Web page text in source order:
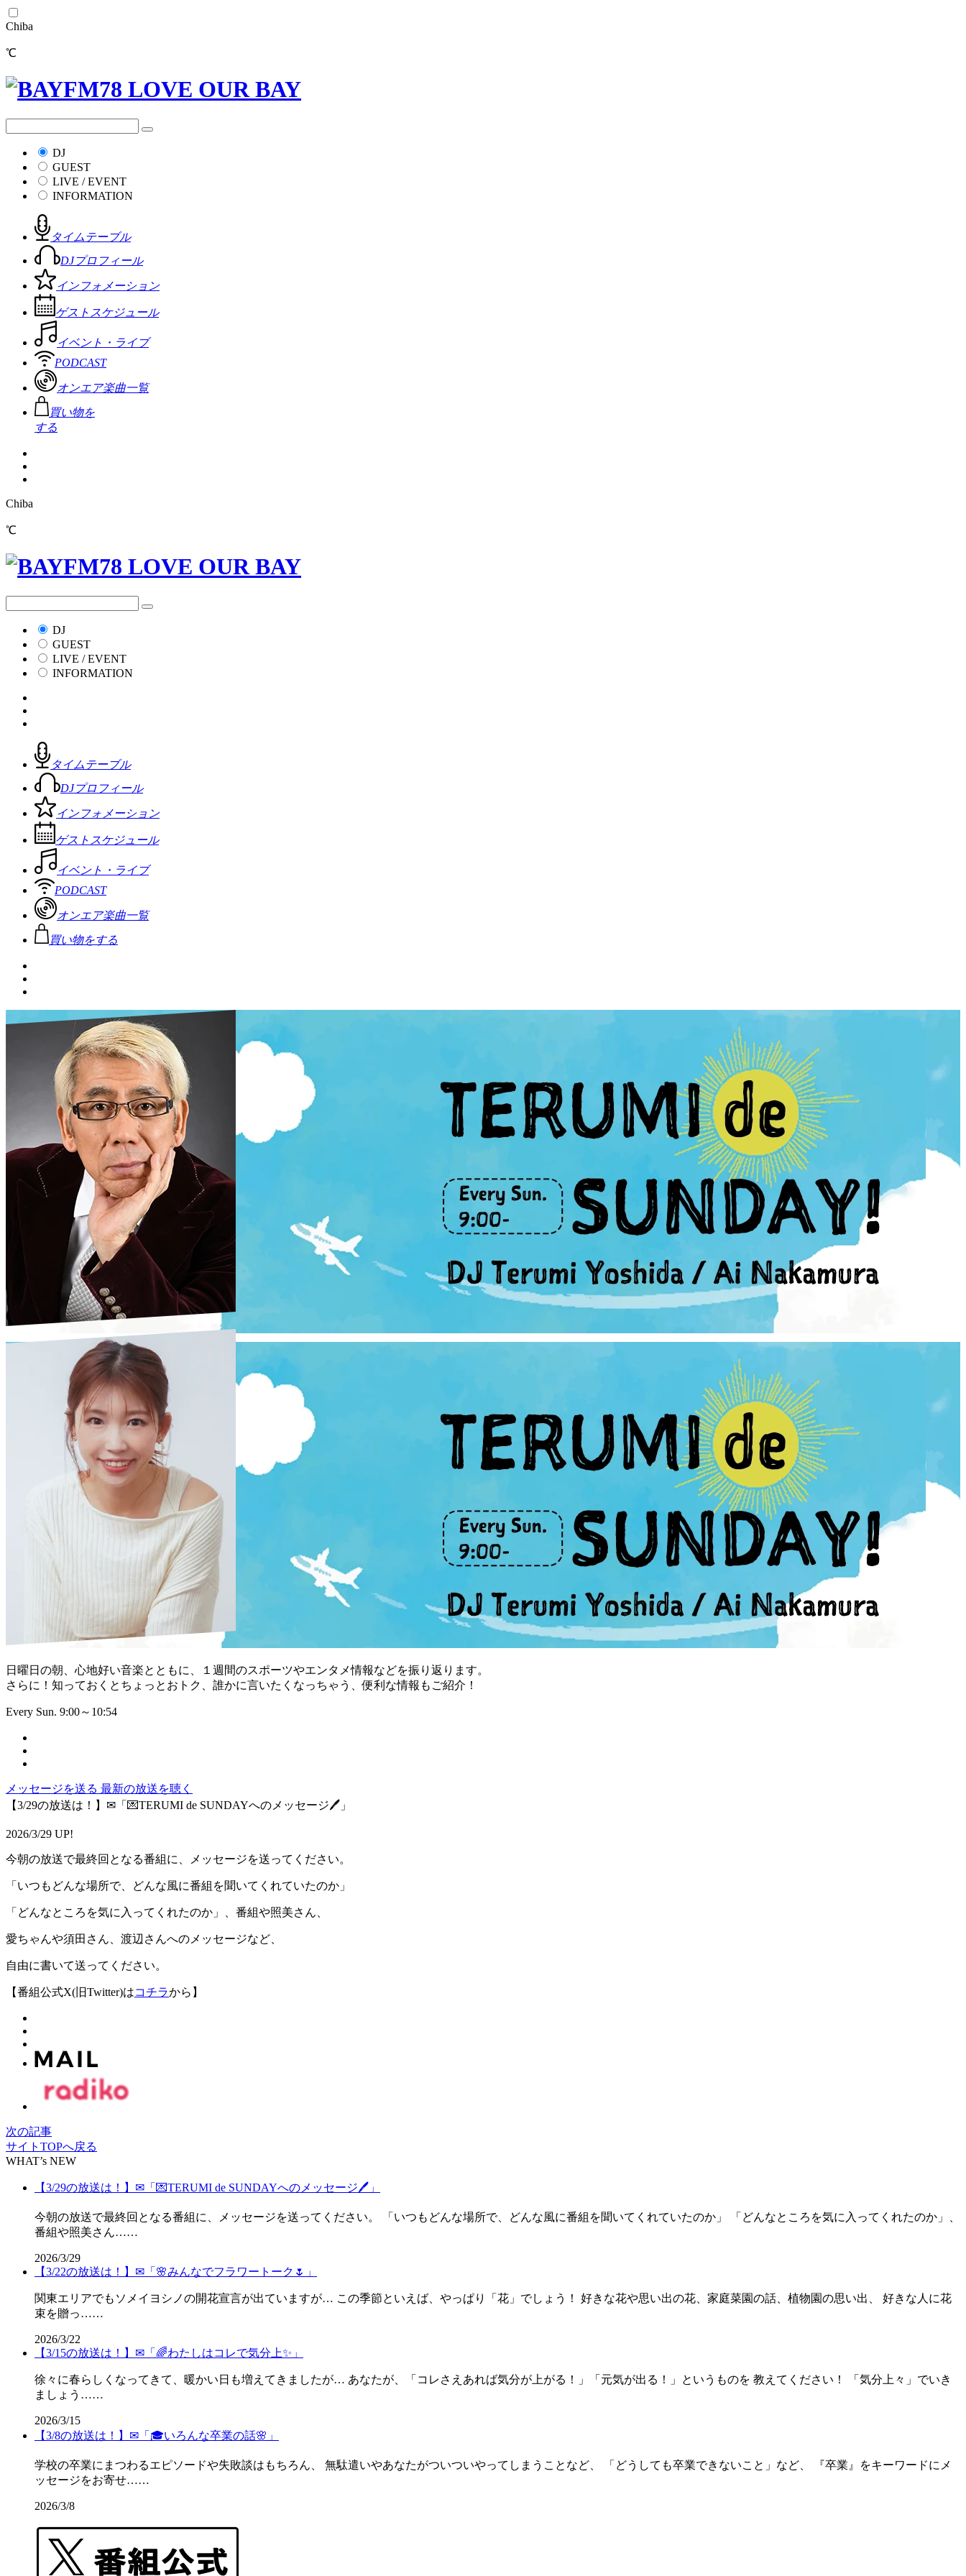
Chiba
℃
DJ
GUEST
LIVE / EVENT
INFORMATION
タイムテーブル
DJプロフィール
インフォメーション
ゲストスケジュール
イベント・ライブ
PODCAST
オンエア楽曲一覧
買い物を
する
Chiba
℃
DJ
GUEST
LIVE / EVENT
INFORMATION
タイムテーブル
DJプロフィール
インフォメーション
ゲストスケジュール
イベント・ライブ
PODCAST
オンエア楽曲一覧
買い物をする
日曜日の朝、心地好い音楽とともに、１週間のスポーツやエンタメ情報などを振り返ります。
さらに！知っておくとちょっとおトク、誰かに言いたくなっちゃう、便利な情報もご紹介！
Every Sun. 9:00～10:54
メッセージを送る 最新の放送を聴く
【3/29の放送は！】✉「💌TERUMI de SUNDAYへのメッセージ🖊」
2026/3/29 UP!
今朝の放送で最終回となる番組に、メッセージを送ってください。
「いつもどんな場所で、どんな風に番組を聞いてくれていたのか」
「どんなところを気に入ってくれたのか」、番組や照美さん、
愛ちゃんや須田さん、渡辺さんへのメッセージなど、
自由に書いて送ってください。
【番組公式X(旧Twitter)はコチラから】
次の記事
サイトTOPへ戻る
WHAT’s NEW
【3/29の放送は！】✉「💌TERUMI de SUNDAYへのメッセージ🖊」
今朝の放送で最終回となる番組に、メッセージを送ってください。 「いつもどんな場所で、どんな風に番組を聞いてくれていたのか」 「どんなところを気に入ってくれたのか」、
番組や照美さん……
2026/3/29
【3/22の放送は！】✉「🌸みんなでフラワートーク🌷」
関東エリアでもソメイヨシノの開花宣言が出ていますが… この季節といえば、やっぱり「花」でしょう！ 好きな花や思い出の花、家庭菜園の話、植物園の思い出、 好きな人に花
束を贈っ……
2026/3/22
【3/15の放送は！】✉「🌈わたしはコレで気分上✨」
徐々に春らしくなってきて、暖かい日も増えてきましたが… あなたが、「コレさえあれば気分が上がる！」「元気が出る！」というものを 教えてください！ 「気分上々」でいき
ましょう……
2026/3/15
【3/8の放送は！】✉「🎓️いろんな卒業の話🌸」
学校の卒業にまつわるエピソードや失敗談はもちろん、 無駄遣いやあなたがついついやってしまうことなど、 「どうしても卒業できないこと」など、 『卒業』をキーワードにメ
ッセージをお寄せ……
2026/3/8